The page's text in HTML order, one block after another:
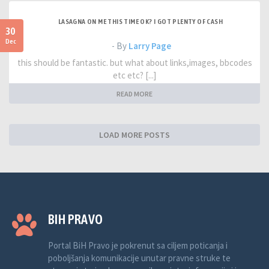
30
Dec
LASAGNA ON ME THIS TIME OK? I GOT PLENTY OF CASH
- By Larry Page
this should be fantastic. but what about links,images, bbcodes
etc etc? [...]
READ MORE
LOAD MORE POSTS
BIH PRAVO
Portal BiH Pravo je pokrenut sa ciljem poticanja i
poboljšanja komunikacije unutar pravne struke te